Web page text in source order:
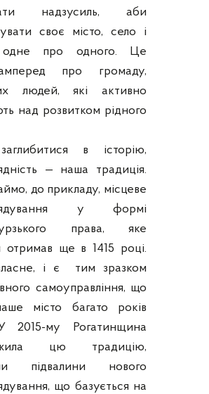
надзусиль, аби
своє місто, село і
одне про одного. Це
про громаду,
людей, які активно
над розвитком рідного
в історію,
— наша традиція.
до прикладу, місцеве
у формі
права, яке
отримав ще в 1415 році.
і є тим зразком
самоуправління, що
місто багато років
2015-му Рогатинщина
цю традицію,
підвалини нового
що базується на